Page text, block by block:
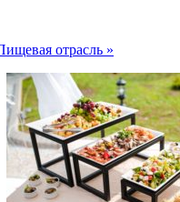
отрасль »